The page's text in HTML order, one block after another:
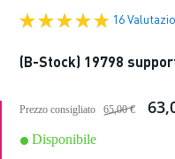
16
(B-Stock) 19798
Prezzo consigliato 65,00 €
Disponibile